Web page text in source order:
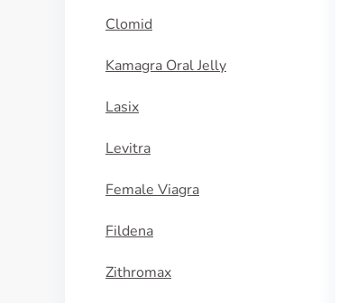
Clomid
Kamagra Oral Jelly
Lasix
Levitra
Female Viagra
Fildena
Zithromax